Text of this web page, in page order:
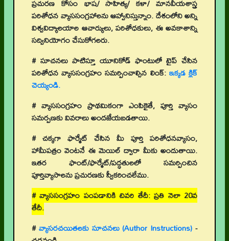
ప్రచురణ కోసం భాష/ సాహిత్య/ కళా/ మానవీయశాస్త్ర
పరిశోధన వ్యాససంగ్రహాలను ఆహ్వానిస్తున్నాం. దేశంలోని అన్ని
విశ్వవిద్యాలయాల ఆచార్యులు, పరిశోధకులు, ఈ అవకాశాన్ని
సద్వినియోగం చేసుకోగలరు.
# సూచనలు పాటిస్తూ యూనికోడ్ ఫాంటులో టైప్ చేసిన
పరిశోధన వ్యాససంగ్రహం సమర్పించాల్సిన లింక్: ఇక్కడ క్లిక్
చెయ్యండి.
# వ్యాససంగ్రహం ప్రాథమికంగా ఎంపికైతే, పూర్తి వ్యాసం
సమర్పణకు వివరాలు అందజేయబడతాయి.
# చక్కగా ఫార్మేట్ చేసిన మీ పూర్తి పరిశోధనవ్యాసం,
హామీపత్రం వెంటనే ఈ మెయిల్ ద్వారా మీకు అందుతాయి.
ఇతర ఫాంట్/ఫార్మేట్/పద్ధతులలో సమర్పించిన
పూర్తివ్యాసాలను ప్రచురణకు స్వీకరించలేము.
# వ్యాససంగ్రహం పంపడానికి చివరి తేదీ: ప్రతి నెలా 20వ
తేదీ.
#వ్యాసరచయితలకు సూచనలు (Author Instructions) -